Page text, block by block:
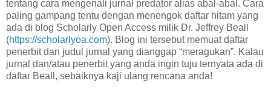
tentang cara mengenali jurnal predator alias abal-abal. Cara
paling gampang tentu dengan menengok daftar hitam yang
ada di blog Scholarly Open Access milik Dr. Jeffrey Beall
(https://scholarlyoa.com). Blog ini tersebut memuat daftar
penerbit dan judul jurnal yang dianggap “meragukan”. Kalau
jurnal dan/atau penerbit yang anda ingin tuju ternyata ada di
daftar Beall, sebaiknya kaji ulang rencana anda!